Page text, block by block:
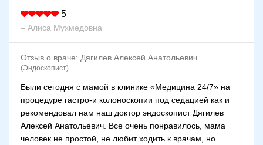
5
– Алиса Мухмедовна
Отзыв о враче: Дягилев Алексей Анатольевич
(Эндоскопист)
Были сегодня с мамой в клинике «Медицина 24/7» на
процедуре гастро-и колоноскопии под седацией как и
рекомендовал нам наш доктор эндоскопист Дягилев
Алексей Анатольевич. Все очень понравилось, мама
человек не простой, не любит ходить к врачам, но